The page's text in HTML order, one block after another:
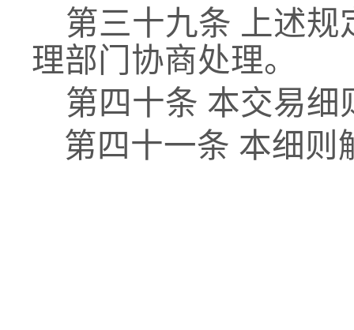
第三十九条
上述
理部门协商处理。
第四十条 本交易细
第四十一条 本细则